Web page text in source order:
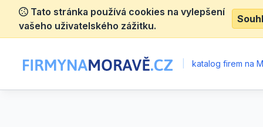
Tato stránka používá cookies na vylepšení
vašeho uživatelského zážitku.
katalog firem na